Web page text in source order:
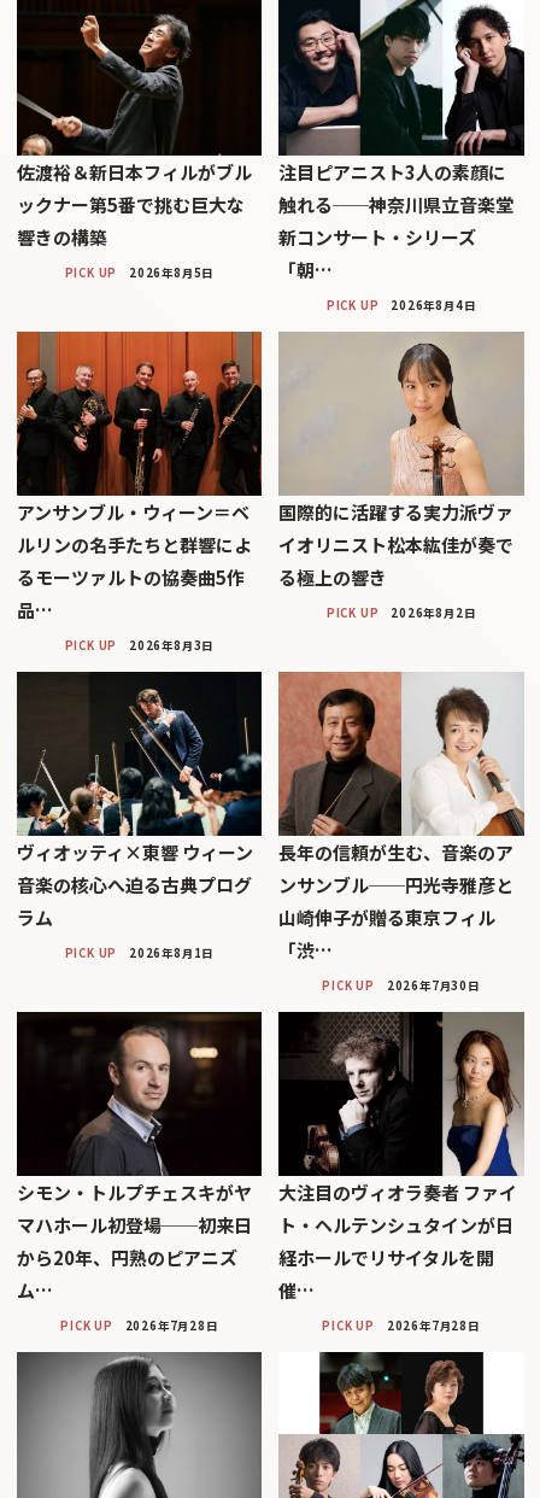
佐渡裕＆新日本フィルがブル
ックナー第5番で挑む巨大な
響きの構築
PICK UP 2026年8月5日
注目ピアニスト3人の素顔に
触れる──神奈川県立音楽堂
新コンサート・シリーズ
「朝…
PICK UP 2026年8月4日
アンサンブル・ウィーン＝ベ
ルリンの名手たちと群響によ
るモーツァルトの協奏曲5作
品…
PICK UP 2026年8月3日
国際的に活躍する実力派ヴァ
イオリニスト松本紘佳が奏で
る極上の響き
PICK UP 2026年8月2日
ヴィオッティ×東響 ウィーン
音楽の核心へ迫る古典プログ
ラム
PICK UP 2026年8月1日
長年の信頼が生む、音楽のア
ンサンブル──円光寺雅彦と
山崎伸子が贈る東京フィル
「渋…
PICK UP 2026年7月30日
シモン・トルプチェスキがヤ
マハホール初登場──初来日
から20年、円熟のピアニズ
ム…
PICK UP 2026年7月28日
大注目のヴィオラ奏者 ファイ
ト・ヘルテンシュタインが日
経ホールでリサイタルを開
催…
PICK UP 2026年7月28日